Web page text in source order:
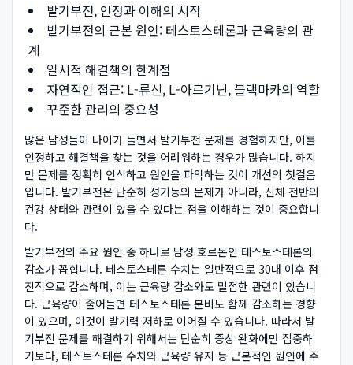
발기부전, 인정과 이해의 시작
발기부전의 근본 원인: 테스토스테론과 근육량의 관
계
일시적 해결책의 한계점
자연적인 접근: L-류신, L-아르기닌, 블랙마카의 역할
꾸준한 관리의 중요성
많은 남성들이 나이가 들면서 발기부전 문제를 경험하지만, 이를
인정하고 해결책을 찾는 것을 어려워하는 경우가 많습니다. 하지
만 문제를 정확히 인식하고 원인을 파악하는 것이 개선의 첫걸음
입니다. 발기부전은 단순히 성기능의 문제가 아니라, 신체 전반의
건강 상태와 관련이 있을 수 있다는 점을 이해하는 것이 중요합니
다.
발기부전의 주요 원인 중 하나로 남성 호르몬인 테스토스테론의
감소가 꼽힙니다. 테스토스테론 수치는 일반적으로 30대 이후 점
진적으로 감소하며, 이는 근육량 감소와도 밀접한 관련이 있습니
다. 근육량이 줄어들면 테스토스테론 분비도 함께 감소하는 경향
이 있으며, 이것이 발기력 저하로 이어질 수 있습니다. 따라서 발
기부전 문제를 해결하기 위해서는 단순히 증상 완화에만 집중하
기보다, 테스토스테론 수치와 근육량 유지 등 근본적인 원인에 주